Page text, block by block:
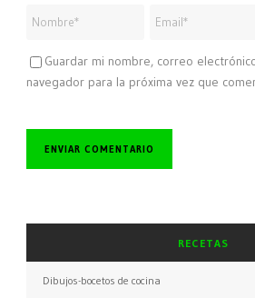
Guardar mi nombre, correo
navegador para la próxima vez que
RECETAS
Dibujos-bocetos de cocina